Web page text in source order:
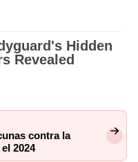
contra la
2024